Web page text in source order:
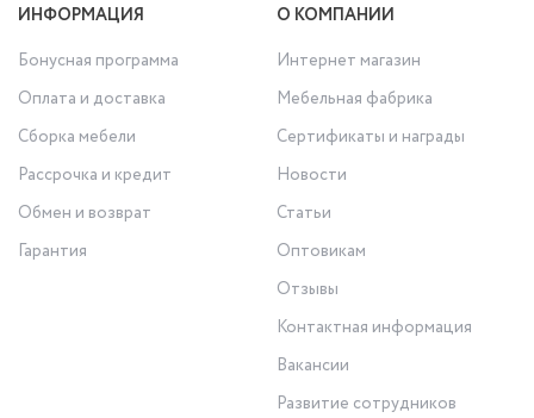
ИНФОРМАЦИЯ
Бонусная программа
Оплата и доставка
Сборка мебели
Рассрочка и кредит
Обмен и возврат
Гарантия
О КОМПАНИИ
Интернет магазин
Мебельная фабрика
Сертификаты и награды
Новости
Статьи
Оптовикам
Отзывы
Контактная информация
Вакансии
Развитие сотрудников